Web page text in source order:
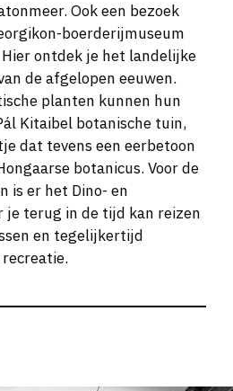
Ook een bezoek
boerderijmuseum
ontdek je het landelijke
de afgelopen eeuwen.
planten kunnen hun
Kitaibel botanische tuin,
dat tevens een eerbetoon
botanicus. Voor de
is er het Dino- en
je terug in de tijd kan reizen
en tegelijkertijd